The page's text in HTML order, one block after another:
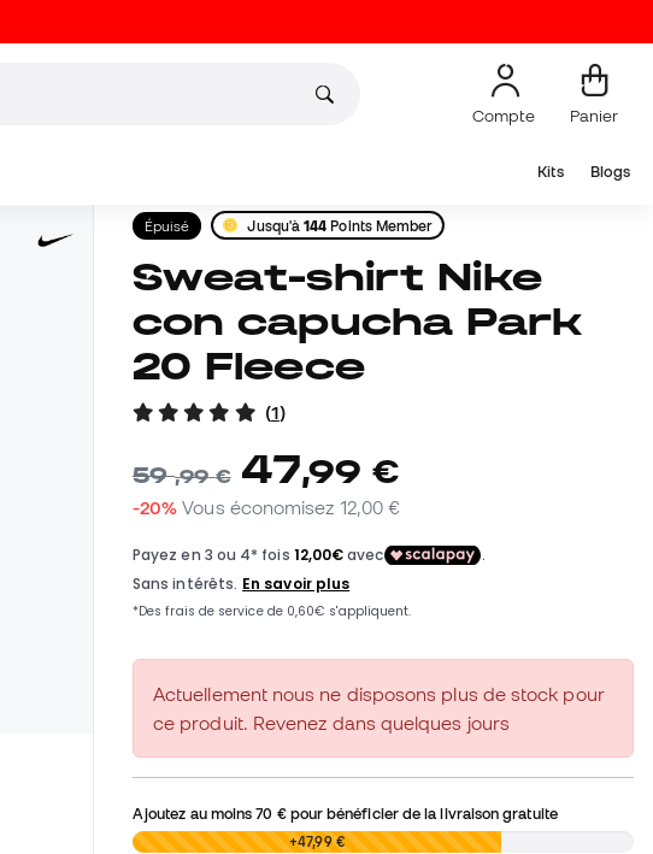
Compte Panier
Kits Blogs
Épuisé Jusqu'à144 Points Member
Sweat-shirt Nike
con capucha Park
20 Fleece
(1)
59,99 € 47,99 €
-20% Vous économisez 12,00 €
Actuellement nous ne disposons plus de stock pour
ce produit. Revenez dans quelques jours
Ajoutez au moins70 €pour bénéficier de la livraison gratuite
0,00 € +47,99 €